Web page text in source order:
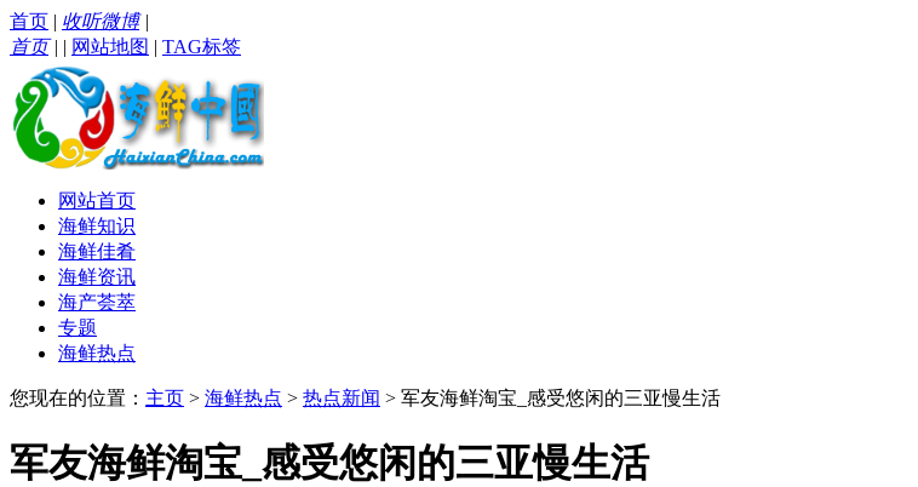
首页 | 收听微博|
首页| | 网站地图 | TAG标签
网站首页
海鲜知识
海鲜佳肴
海鲜资讯
海产荟萃
专题
海鲜热点
您现在的位置： 主页 > 海鲜热点 > 热点新闻 > 军友海鲜淘宝_感受悠闲的三亚慢生活
军友海鲜淘宝_感受悠闲的三亚慢生活